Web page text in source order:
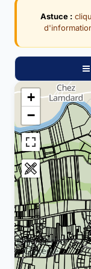
Astuce :
+
−